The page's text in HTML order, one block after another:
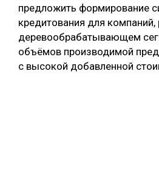
предложить формирование
кредитования для
деревообрабатывающем
объёмов производимой
с высокой добавленной